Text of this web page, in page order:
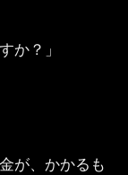
か？」
が、かかるも